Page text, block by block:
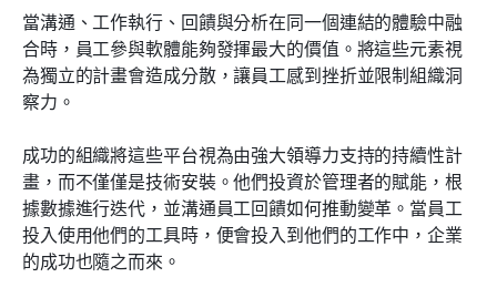
當溝通、工作執行、回饋與分析在同一個連結的體驗中融
合時，員工參與軟體能夠發揮最大的價值。將這些元素視
為獨立的計畫會造成分散，讓員工感到挫折並限制組織洞
察力。
成功的組織將這些平台視為由強大領導力支持的持續性計
畫，而不僅僅是技術安裝。他們投資於管理者的賦能，根
據數據進行迭代，並溝通員工回饋如何推動變革。當員工
投入使用他們的工具時，便會投入到他們的工作中，企業
的成功也隨之而來。